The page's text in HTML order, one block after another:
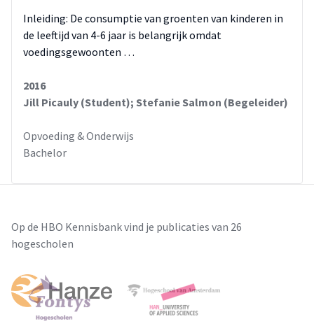
Inleiding: De consumptie van groenten van kinderen in
de leeftijd van 4-6 jaar is belangrijk omdat
voedingsgewoonten …
2016
Jill Picauly (Student); Stefanie Salmon (Begeleider)
Opvoeding & Onderwijs
Bachelor
Op de HBO Kennisbank vind je publicaties van 26
hogescholen